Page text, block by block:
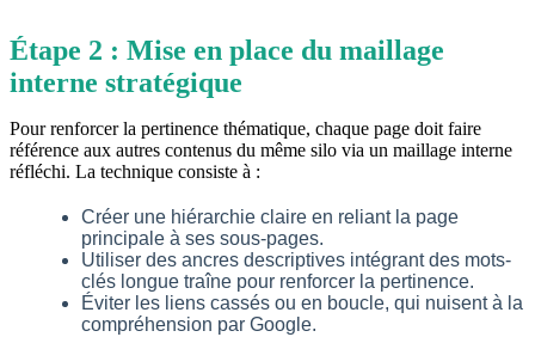
Étape 2 : Mise en place du maillage
interne stratégique
Pour renforcer la pertinence thématique, chaque page doit faire
référence aux autres contenus du même silo via un maillage interne
réfléchi. La technique consiste à :
Créer une hiérarchie claire en reliant la page
principale à ses sous-pages.
Utiliser des ancres descriptives intégrant des mots-
clés longue traîne pour renforcer la pertinence.
Éviter les liens cassés ou en boucle, qui nuisent à la
compréhension par Google.